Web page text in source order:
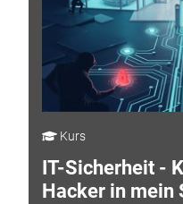
Kurs
IT-Sicherheit -
Hacker in mein